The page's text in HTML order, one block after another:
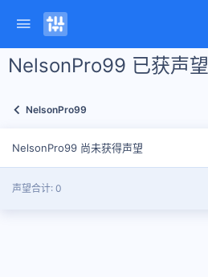
NelsonPro99 已获声望
NelsonPro99
NelsonPro99 尚未获得声望
声望合计: 0